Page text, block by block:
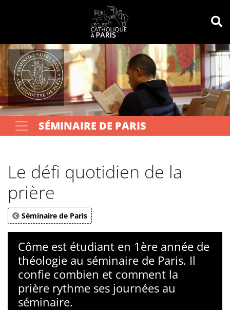
Votre recherche OK
SÉMINAIRE DE PARIS
Le défi quotidien de la
prière
Séminaire de Paris
Côme est étudiant en 1ère année de
théologie au séminaire de Paris. Il
confie combien et comment la
prière rythme ses journées au
séminaire.
Panneau de gestion des cookies